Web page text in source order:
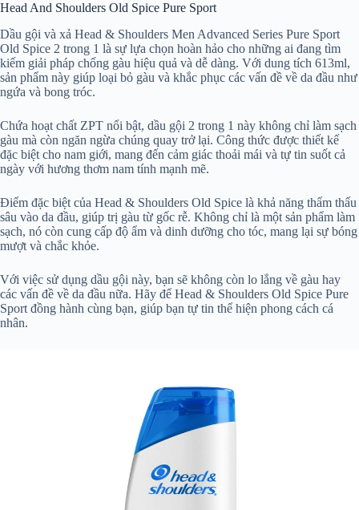
Head And Shoulders Old Spice Pure Sport
Dầu gội và xả Head & Shoulders Men Advanced Series Pure Sport
Old Spice 2 trong 1 là sự lựa chọn hoàn hảo cho những ai đang tìm
kiếm giải pháp chống gàu hiệu quả và dễ dàng. Với dung tích 613ml,
sản phẩm này giúp loại bỏ gàu và khắc phục các vấn đề về da đầu như
ngứa và bong tróc.
Chứa hoạt chất ZPT nổi bật, dầu gội 2 trong 1 này không chỉ làm sạch
gàu mà còn ngăn ngừa chúng quay trở lại. Công thức được thiết kế
đặc biệt cho nam giới, mang đến cảm giác thoải mái và tự tin suốt cả
ngày với hương thơm nam tính mạnh mẽ.
Điểm đặc biệt của Head & Shoulders Old Spice là khả năng thẩm thấu
sâu vào da đầu, giúp trị gàu từ gốc rễ. Không chỉ là một sản phẩm làm
sạch, nó còn cung cấp độ ẩm và dinh dưỡng cho tóc, mang lại sự bóng
mượt và chắc khỏe.
Với việc sử dụng dầu gội này, bạn sẽ không còn lo lắng về gàu hay
các vấn đề về da đầu nữa. Hãy để Head & Shoulders Old Spice Pure
Sport đồng hành cùng bạn, giúp bạn tự tin thể hiện phong cách cá
nhân.